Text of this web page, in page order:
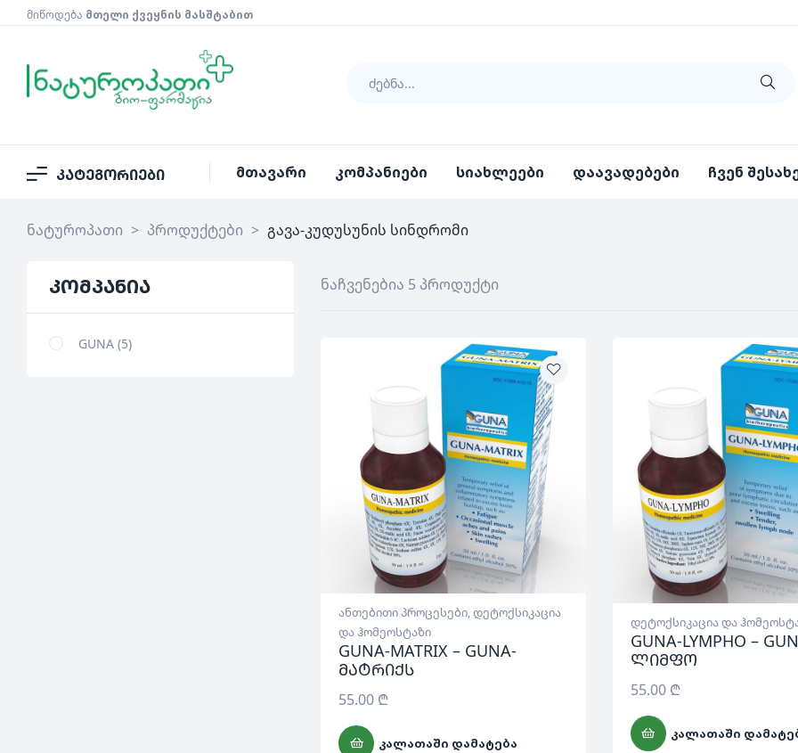
მიწოდება მთელი ქვეყნის მასშტაბით
კატეგორიები მთავარი კომპანიები სიახლეები დაავადებები ჩვენ
ნატუროპათი > პროდუქტები > გავა-კუდუსუნის სინდრომი
ნაჩვენებია 5 პროდუქტი
ანთებითი პროცესები,დეტოქსიკაცია
და ჰომეოსტაზი
GUNA-MATRIX – GUNA-
მატრიქს
55.00 ₾
ᲙᲐᲚᲐᲗᲐᲨᲘ ᲓᲐᲛᲐᲢᲔᲑᲐ
დეტოქსიკაცია და
GUNA-LYMPHO –
ლიმფო
55.00 ₾
ᲙᲐᲚᲐᲗᲐᲨᲘ
კომპანია
GUNA 5